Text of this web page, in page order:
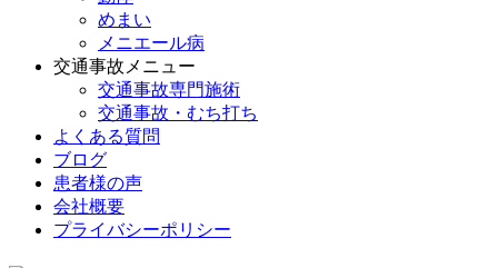
めまい
メニエール病
交通事故メニュー
交通事故専門施術
交通事故・むち打ち
よくある質問
ブログ
患者様の声
会社概要
プライバシーポリシー